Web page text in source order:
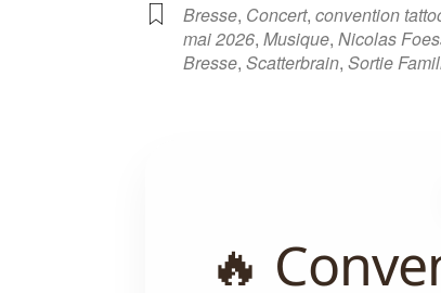
Bresse, Concert,convention
mai 2026,Musique,Nicolas
Bresse,Scatterbrain,Sortie
🔥